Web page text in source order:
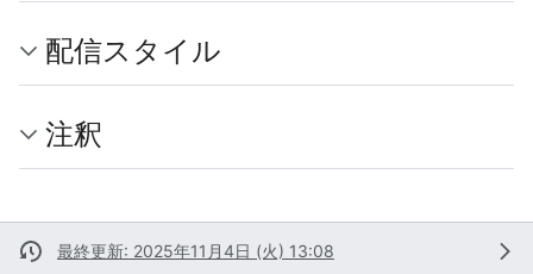
配信スタイル
注釈
最終更新: 2025年11月4日 (火) 13:08